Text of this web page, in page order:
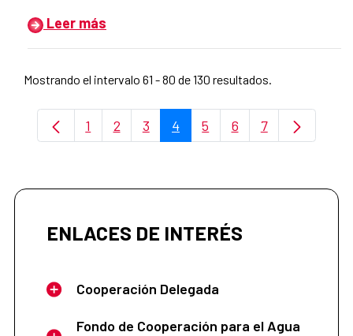
Leer más
Mostrando el intervalo 61 - 80 de 130 resultados.
Página
1 Página
2 Página
3 Página
4 Página
5 Página
6 Página
7
ENLACES DE INTERÉS
Cooperación Delegada
Fondo de Cooperación para el Agua